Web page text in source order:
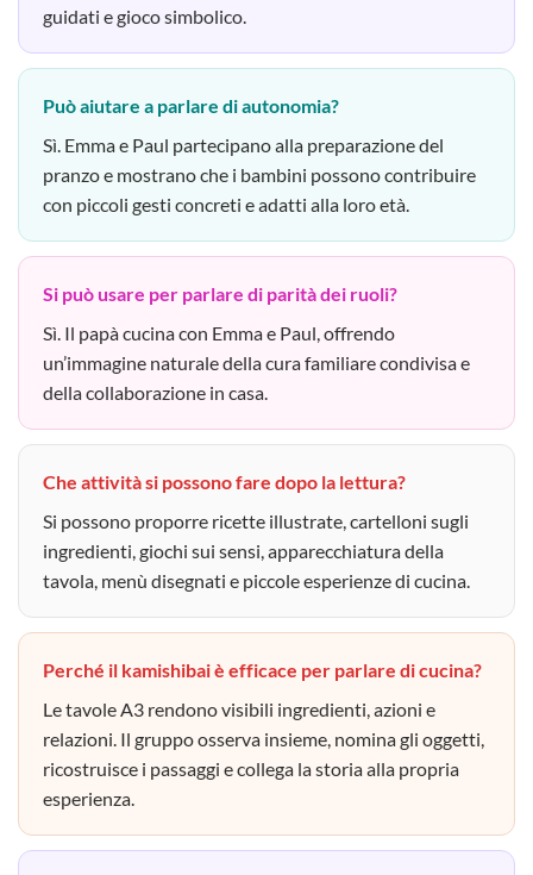
guidati e gioco simbolico.
Può aiutare a parlare di autonomia?
Sì. Emma e Paul partecipano alla preparazione del
pranzo e mostrano che i bambini possono contribuire
con piccoli gesti concreti e adatti alla loro età.
Si può usare per parlare di parità dei ruoli?
Sì. Il papà cucina con Emma e Paul, offrendo
un’immagine naturale della cura familiare condivisa e
della collaborazione in casa.
Che attività si possono fare dopo la lettura?
Si possono proporre ricette illustrate, cartelloni sugli
ingredienti, giochi sui sensi, apparecchiatura della
tavola, menù disegnati e piccole esperienze di cucina.
Perché il kamishibai è efficace per parlare di cucina?
Le tavole A3 rendono visibili ingredienti, azioni e
relazioni. Il gruppo osserva insieme, nomina gli oggetti,
ricostruisce i passaggi e collega la storia alla propria
esperienza.